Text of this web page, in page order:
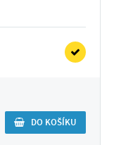
DO KOŠÍKU